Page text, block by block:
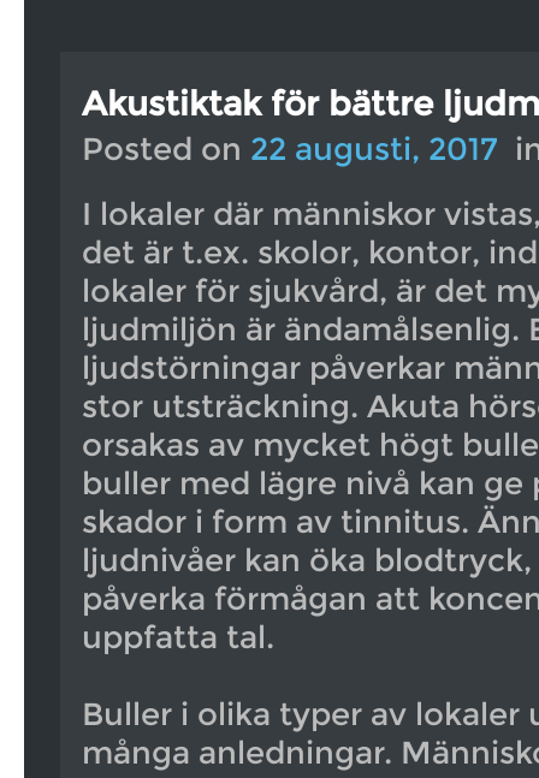
Akustiktak för bättre
Posted on 22 augusti, 2017
I lokaler där människor
det är t.ex. skolor, kontor,
lokaler för sjukvård, är det
ljudmiljön är ändamålsenlig.
ljudstörningar påverkar
stor utsträckning. Akuta
orsakas av mycket högt
buller med lägre nivå kan ge
skador i form av tinnitus.
ljudnivåer kan öka
påverka förmågan att
uppfatta tal.
Buller i olika typer av lokaler
många anledningar.